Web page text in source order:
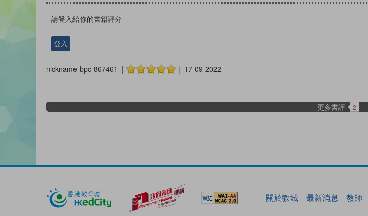
請登入給你的書籍評分
登入
nickname-bpc-867461 | | 17-09-2022
更多書評 2
關於教城 最新消息 教師